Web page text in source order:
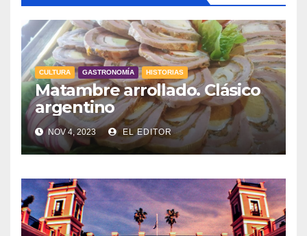
CULTURA GASTRONOMÍA HISTORIAS
Matambre arrollado. Clásico
argentino
NOV 4, 2023 EL EDITOR